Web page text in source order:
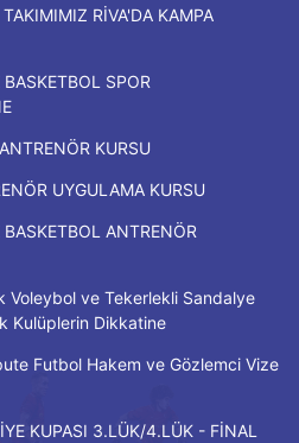
RİVA'DA KAMPA
SPOR
KURSU
UYGULAMA KURSU
ANTRENÖR
Voleybol ve Tekerlekli Sandalye
Kulüplerin Dikkatine
Futbol Hakem ve Gözlemci Vize
KUPASI 3.LÜK/4.LÜK - FİNAL